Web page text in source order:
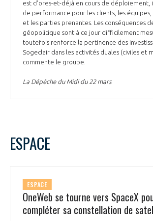
est d'ores-et-déjà en cours de déploiement,
de performance pour les clients, les équipes,
et les parties prenantes. Les conséquences
géopolitique sont à ce jour difficilement
toutefois renforce la pertinence des
Sogeclair dans les activités duales (civiles et
commente le groupe.
La Dépêche du Midi du 22 mars
ESPACE
ESPACE
OneWeb se tourne vers SpaceX
compléter sa constellation de